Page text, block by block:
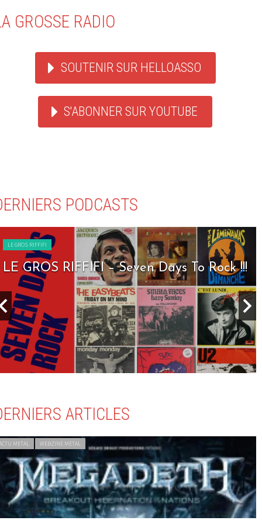
GROSSE RADIO
SOUTENIR SUR HELLOASSO
S'ABONNER SUR YOUTUBE
PODCASTS
LE GROS RIFFIFI
LE GROS RIFFIFI – Seven Days To Rock !!!
ARTICLES
METAL WEBZINE METAL